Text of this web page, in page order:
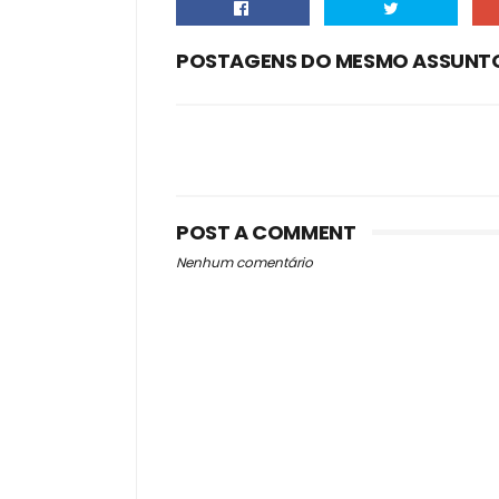
POSTAGENS DO MESMO
POST A COMMENT
Nenhum comentário